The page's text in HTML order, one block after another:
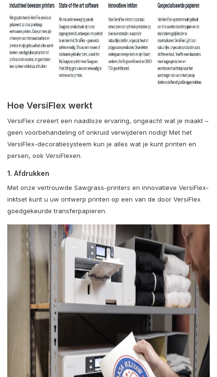
Hoe VersiFlex werkt
VersiFlex creëert een naadloze ervaring, ongeacht wat je maakt –
geen voorbehandeling of onkruid verwijderen nodig! Met het
VersiFlex-decoratiesysteem kun je alles wat je kunt printen en
persen, ook VersiFlexen.
1. Afdrukken
Met onze vertrouwde Sawgrass-printers en innovatieve VersiFlex-
inktset kunt u uw ontwerp printen op een van de door VersiFlex
goedgekeurde transferpapieren.